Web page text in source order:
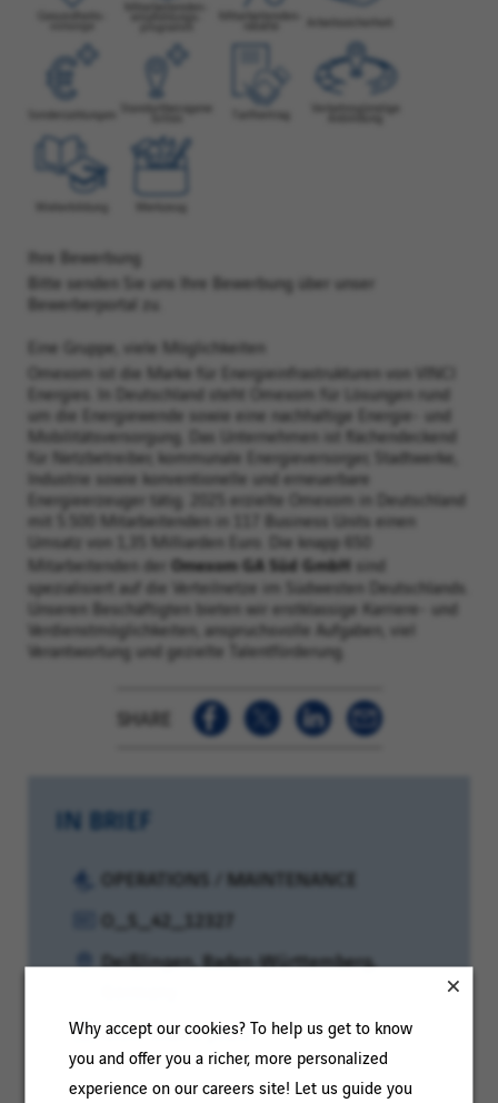
Why accept our cookies? To help us get to know
you and offer you a richer, more personalized
experience on our careers site! Let us guide you
IN BRIEF
Category:
OPERATIONS / MAINTENANCE
Reference:
O_S_42_12327
Location:
Deißlingen, Baden-Württemberg,
Experience
level:
More than 3 years
Ihre Bewerbung
Bitte senden Sie uns Ihre Bewerbung über unser
Bewerberportal zu.
Eine Gruppe, viele Möglichkeiten
Omexom ist die Marke für Energieinfrastrukturen von VINCI
Energies. In Deutschland steht Omexom für Lösungen rund
um die Energiewende sowie eine nachhaltige Energie- und
Mobilitätsversorgung. Das Unternehmen ist flächendeckend
für Netzbetreiber, kommunale Energieversorger, Stadtwerke,
Industrie sowie konventionelle und erneuerbare
Energieerzeuger tätig. 2025 erzielte Omexom in Deutschland
mit 5.500 Mitarbeitenden in 117 Business Units einen
Umsatz von 1,35 Milliarden Euro. Die knapp 650
Mitarbeitenden der Omexom GA Süd GmbH sind
spezialisiert auf die Verteilnetze im Südwesten Deutschlands.
Unseren Beschäftigten bieten wir erstklassige Karriere- und
Verdienstmöglichkeiten, anspruchsvolle Aufgaben, viel
Verantwortung und gezielte Talentförderung.
SHARE